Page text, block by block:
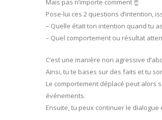
Mais pas n’importe comment ☝️
Pose-lui ces 2 questions d’intention,
– Quelle était ton intention quand tu
– Quel comportement ou résultat
C’est une manière non agressive
Ainsi, tu te bases sur des faits et tu
Le comportement déplacé peut alors
événements.
Ensuite, tu peux continuer le